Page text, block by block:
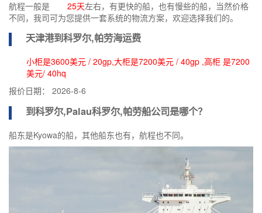
航程一般是 25天左右，有更快的船，也有慢些的船，当然价格
不同，我司可为您提供一套系统的物流方案，欢迎选择我们的。
天津港到科罗尔,帕劳海运费
小柜是3600美元 / 20gp,大柜是7200美元 / 40gp ,高柜 是7200
美元/ 40hq
报价日期： 2026-8-6
到科罗尔,Palau科罗尔,帕劳船公司是哪个？
船东是Kyowa的船，其他船东也有，航程也不同。